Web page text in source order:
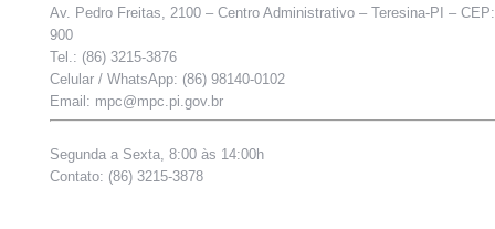
Av. Pedro Freitas, 2100 – Centro Administrativo – Teresina-PI –
900
Tel.: (86) 3215-3876
Celular / WhatsApp: (86) 98140-0102
Email: mpc@mpc.pi.gov.br
Segunda a Sexta, 8:00 às 14:00h
Contato: (86) 3215-3878